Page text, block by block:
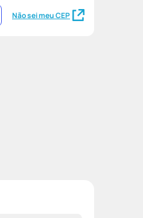
Não sei meu CEP